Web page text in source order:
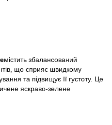
містить збалансований
що сприяє швидкому
та підвищує її густоту. Це
яскраво-зелене